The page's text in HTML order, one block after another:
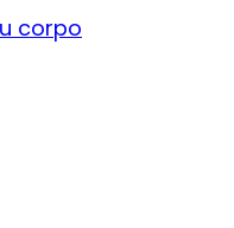
corpo